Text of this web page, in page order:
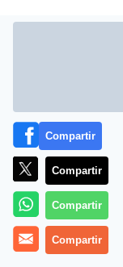
Es uno de los
famosos; una
Compartir
Compartir
Compartir
Compartir